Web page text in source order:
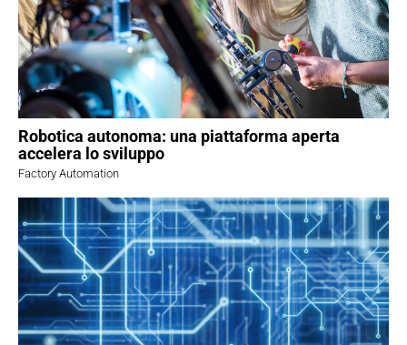
Robotica autonoma: una piattaforma aperta
accelera lo sviluppo
Factory Automation